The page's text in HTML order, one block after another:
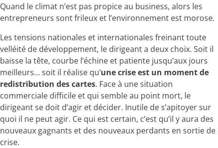
Quand le climat n’est pas propice au business, alors les
entrepreneurs sont frileux et l’environnement est morose.
Les tensions nationales et internationales freinant toute
velléité de développement, le dirigeant a deux choix. Soit il
baisse la tête, courbe l’échine et patiente jusqu’aux jours
meilleurs… soit il réalise qu’une crise est un moment de
redistribution des cartes. Face à une situation
commerciale difficile et qui semble au point mort, le
dirigeant se doit d’agir et décider. Inutile de s’apitoyer sur
quoi il ne peut agir. Ce qui est certain, c’est qu’il y aura des
nouveaux gagnants et des nouveaux perdants en sortie de
crise.